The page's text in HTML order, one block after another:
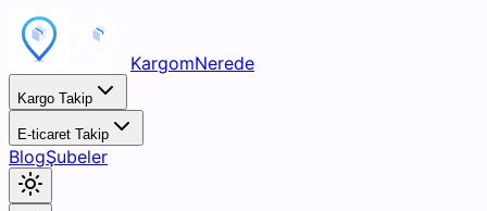
KargomNerede
Kargo Takip
E-ticaret Takip
BlogŞubeler